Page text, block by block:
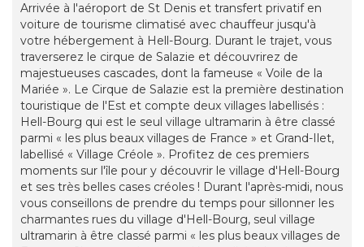
Arrivée à l'aéroport de St Denis et transfert privatif en
voiture de tourisme climatisé avec chauffeur jusqu'à
votre hébergement à Hell-Bourg. Durant le trajet, vous
traverserez le cirque de Salazie et découvrirez de
majestueuses cascades, dont la fameuse « Voile de la
Mariée ». Le Cirque de Salazie est la première destination
touristique de l'Est et compte deux villages labellisés :
Hell-Bourg qui est le seul village ultramarin à être classé
parmi « les plus beaux villages de France » et Grand-Ilet,
labellisé « Village Créole ». Profitez de ces premiers
moments sur l'île pour y découvrir le village d'Hell-Bourg
et ses très belles cases créoles ! Durant l'après-midi, nous
vous conseillons de prendre du temps pour sillonner les
charmantes rues du village d'Hell-Bourg, seul village
ultramarin à être classé parmi « les plus beaux villages de